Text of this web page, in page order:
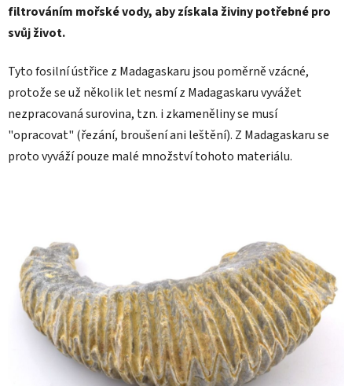
filtrováním mořské vody, aby získala živiny potřebné pro
svůj život.
Tyto fosilní ústřice z Madagaskaru jsou poměrně vzácné,
protože se už několik let nesmí z Madagaskaru vyvážet
nezpracovaná surovina, tzn. i zkameněliny se musí
"opracovat" (řezání, broušení ani leštění). Z Madagaskaru se
proto vyváží pouze malé množství tohoto materiálu.